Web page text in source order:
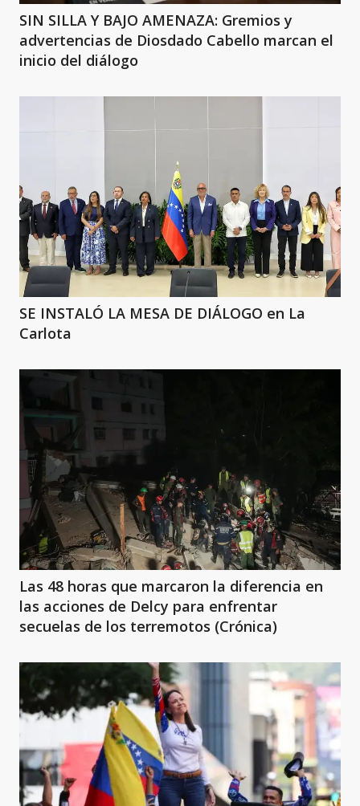
SIN SILLA Y BAJO AMENAZA: Gremios y
advertencias de Diosdado Cabello marcan el
inicio del diálogo
SE INSTALÓ LA MESA DE DIÁLOGO en La
Carlota
Las 48 horas que marcaron la diferencia en
las acciones de Delcy para enfrentar
secuelas de los terremotos (Crónica)